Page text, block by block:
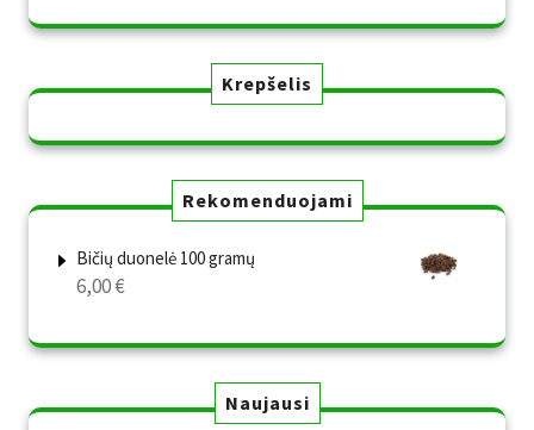
was:
is:
Krepšelis
Rekomenduojami
Bičių duonelė 100 gramų
6,00€
Naujausi